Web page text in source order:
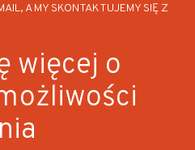
A MY SKONTAKTUJEMY SIĘ Z
więcej o